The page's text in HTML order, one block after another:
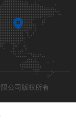
公司版权所有